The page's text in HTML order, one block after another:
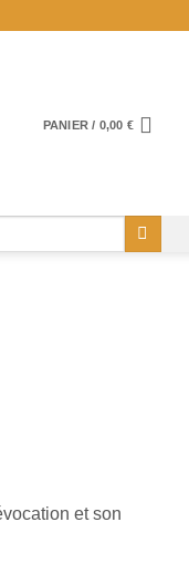
PANIER / 0,00 €
et son